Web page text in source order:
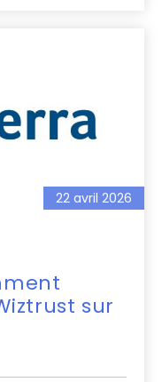
22 avril 2026
sur